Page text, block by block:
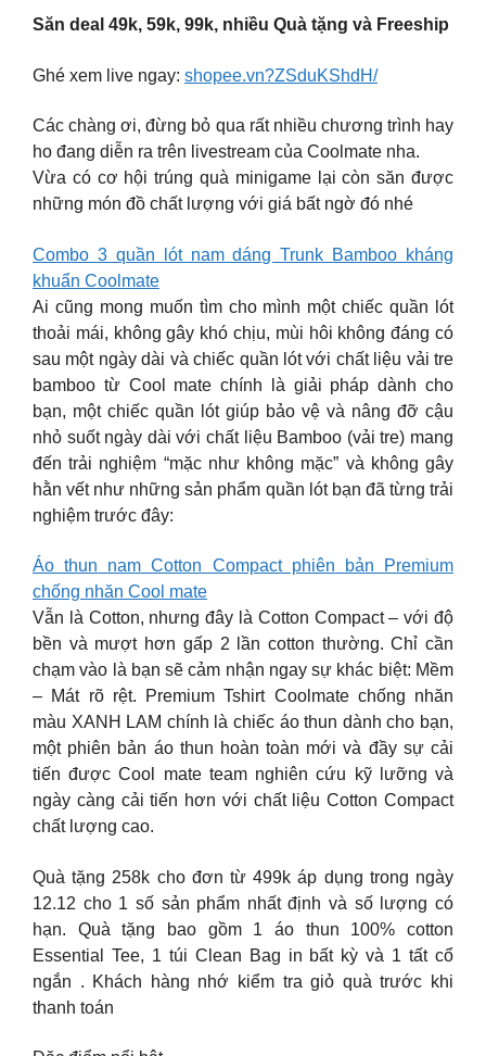
Săn deal 49k, 59k, 99k, nhiều Quà tặng và Freeship
Ghé xem live ngay: shopee.vn?ZSduKShdH/
Các chàng ơi, đừng bỏ qua rất nhiều chương trình hay
ho đang diễn ra trên livestream của Coolmate nha.
Vừa có cơ hội trúng quà minigame lại còn săn được
những món đồ chất lượng với giá bất ngờ đó nhé
Combo 3 quần lót nam dáng Trunk Bamboo kháng
khuẩn Coolmate
Ai cũng mong muốn tìm cho mình một chiếc quần lót
thoải mái, không gây khó chịu, mùi hôi không đáng có
sau một ngày dài và chiếc quần lót với chất liệu vải tre
bamboo từ Cool mate chính là giải pháp dành cho
bạn, một chiếc quần lót giúp bảo vệ và nâng đỡ cậu
nhỏ suốt ngày dài với chất liệu Bamboo (vải tre) mang
đến trải nghiệm “mặc như không mặc” và không gây
hằn vết như những sản phẩm quần lót bạn đã từng trải
nghiệm trước đây:
Áo thun nam Cotton Compact phiên bản Premium
chống nhăn Cool mate
Vẫn là Cotton, nhưng đây là Cotton Compact – với độ
bền và mượt hơn gấp 2 lần cotton thường. Chỉ cần
chạm vào là bạn sẽ cảm nhận ngay sự khác biệt: Mềm
– Mát rõ rệt. Premium Tshirt Coolmate chống nhăn
màu XANH LAM chính là chiếc áo thun dành cho bạn,
một phiên bản áo thun hoàn toàn mới và đầy sự cải
tiến được Cool mate team nghiên cứu kỹ lưỡng và
ngày càng cải tiến hơn với chất liệu Cotton Compact
chất lượng cao.
Quà tặng 258k cho đơn từ 499k áp dụng trong ngày
12.12 cho 1 số sản phẩm nhất định và số lượng có
hạn. Quà tặng bao gồm 1 áo thun 100% cotton
Essential Tee, 1 túi Clean Bag in bất kỳ và 1 tất cổ
ngắn . Khách hàng nhớ kiểm tra giỏ quà trước khi
thanh toán